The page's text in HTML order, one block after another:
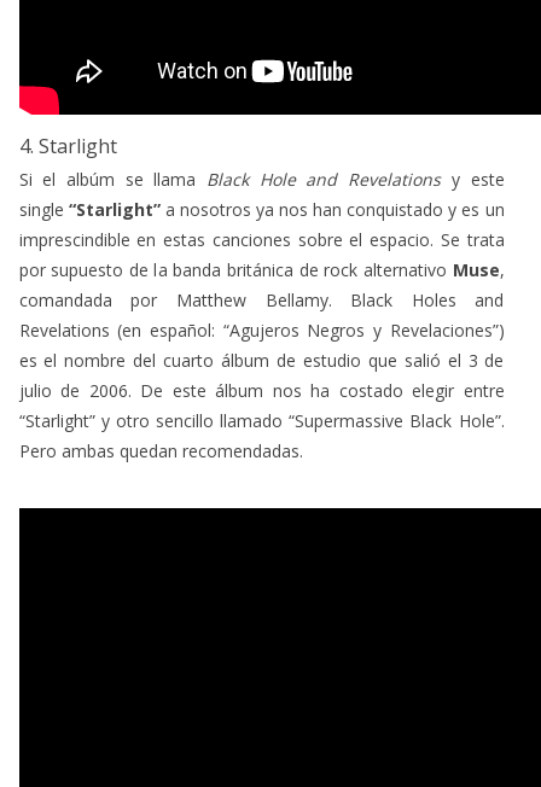
4. Starlight
Si el albúm se llama Black Hole and Revelations y este
single “Starlight” a nosotros ya nos han conquistado y es un
imprescindible en estas canciones sobre el espacio. Se trata
por supuesto de la banda británica de rock alternativo Muse,
comandada por Matthew Bellamy. Black Holes and
Revelations (en español: “Agujeros Negros y Revelaciones”)
es el nombre del cuarto álbum de estudio que salió el 3 de
julio de 2006. De este álbum nos ha costado elegir entre
“Starlight” y otro sencillo llamado “Supermassive Black Hole”.
Pero ambas quedan recomendadas.